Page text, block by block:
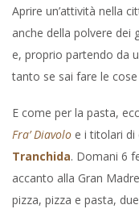
Aprire un’attività nella
anche della polvere
e, proprio partendo da
tanto se sai fare le cose
E come per la pasta,
Fra’ Diavolo e i titolari di
Tranchida. Domani 6
accanto alla Gran
pizza, pizza e pasta,